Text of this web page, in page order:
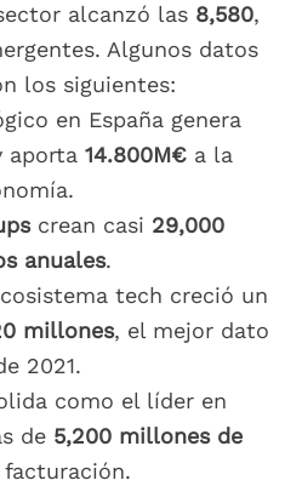
alcanzó las 8,580,
Algunos datos
los siguientes:
en España genera
14.800M€a la
crean casi 29,000
anuales.
tech creció un
millones, el mejor dato
2021.
como el líder en
de 5,200 millones de